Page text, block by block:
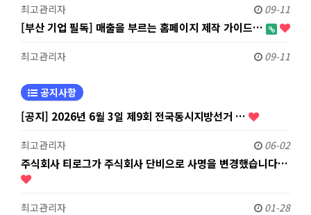
최고관리자 09-11
[부산 기업 필독] 매출을 부르는 홈페이지 제작 가이드…
최고관리자 09-11
공지사항
[공지] 2026년 6월 3일 제9회 전국동시지방선거 …
최고관리자 06-02
주식회사 티로그가 주식회사 단비으로 사명을 변경했습니다…
최고관리자 01-28